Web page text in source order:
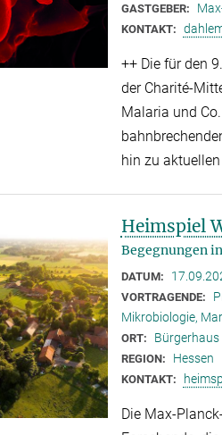
GASTGEBER:
KONTAKT:
++ Die für den
der Charité-
Malaria und
hin zu
Heimspiel
Begegnungen
DATUM:
VORTRAGENDE:
Mikrobiologie,
ORT: Bürgerhaus
REGION: Hessen
KONTAKT:
Die Max-